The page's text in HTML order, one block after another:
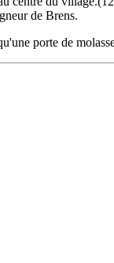
de Brens.
porte de